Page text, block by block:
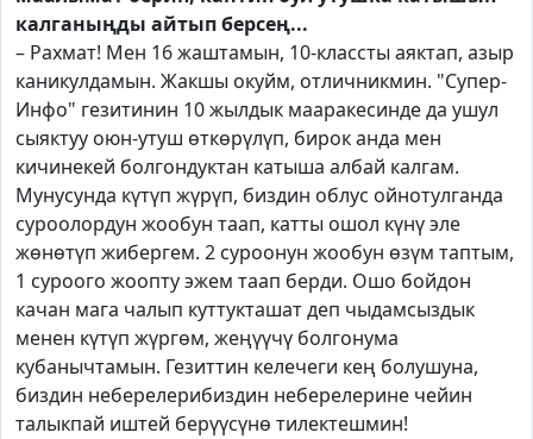
калганыңды айтып берсең...
– Рахмат! Мен 16 жаштамын, 10-классты аяктап, азыр
каникулдамын. Жакшы окуйм, отличникмин. "Супер-
Инфо" гезитинин 10 жылдык мааракесинде да ушул
сыяктуу оюн-утуш өткөрүлүп, бирок анда мен
кичинекей болгондуктан катыша албай калгам.
Мунусунда күтүп жүрүп, биздин облус ойнотулганда
суроолордун жообун таап, катты ошол күнү эле
жөнөтүп жибергем. 2 суроонун жообун өзүм таптым,
1 суроого жоопту эжем таап берди. Ошо бойдон
качан мага чалып куттукташат деп чыдамсыздык
менен күтүп жүргөм, жеңүүчү болгонума
кубанычтамын. Гезиттин келечеги кең болушуна,
биздин неберелерибиздин неберелерине чейин
талыкпай иштей берүүсүнө тилектешмин!